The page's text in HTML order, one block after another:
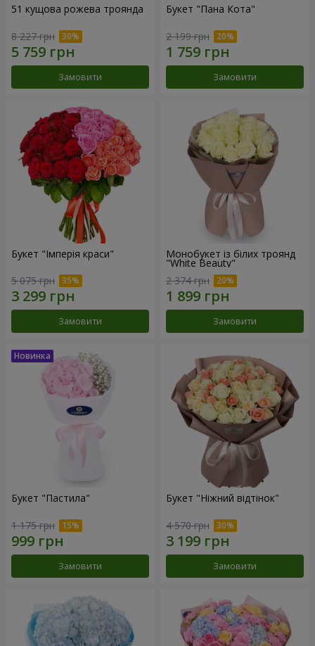
51 кущова рожева троянда
8 227 грн
Замовити
Букет "Пана Кота"
2 199 грн
Замовити
Букет "Імперія краси"
5 075 грн
Замовити
Монобукет із білих троянд
"White Beauty"
2 374 грн
Замовити
Букет "Пастила"
1 175 грн
Замовити
Букет "Ніжний відтінок"
4 570 грн
Замовити